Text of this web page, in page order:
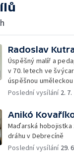
Radoslav
Úspěšný malíř a
v 70. letech ve
úspěšnou
Poslední vysílání 2.
Anikó
Maďarská
dráhu v Debrecíně
Poslední vysílání 29.